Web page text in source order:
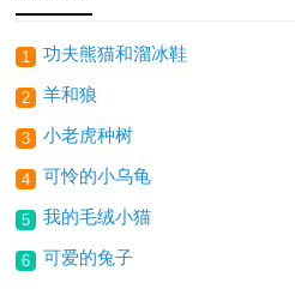
1 功夫熊猫和溜冰鞋
2 羊和狼
3 小老虎种树
4 可怜的小乌龟
5 我的毛绒小猫
6
可爱的兔子